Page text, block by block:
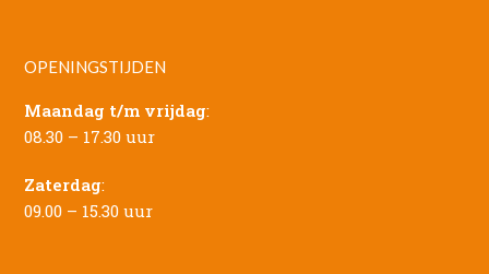
OPENINGSTIJDEN
Maandag t/m vrijdag:
08.30 – 17.30 uur
Zaterdag:
09.00 – 15.30 uur